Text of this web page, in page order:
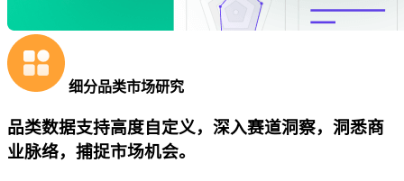
细分品类市场研究
品类数据支持高度自定义，深入赛道洞察，洞悉商
业脉络，捕捉市场机会。